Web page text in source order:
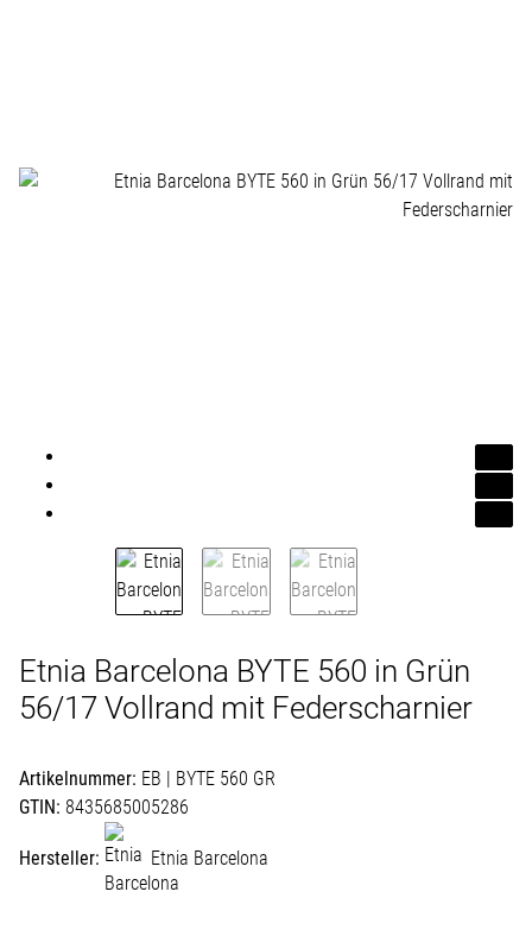
Etnia Barcelona BYTE 560 in Grün
56/17 Vollrand mit Federscharnier
Artikelnummer: EB | BYTE 560 GR
GTIN: 8435685005286
Hersteller: Etnia Barcelona